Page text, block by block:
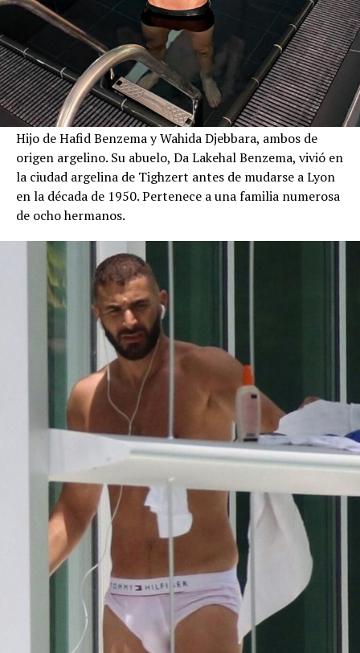
Hijo de Hafid Benzema y Wahida Djebbara, ambos de
origen argelino. Su abuelo, Da Lakehal Benzema, vivió en
la ciudad argelina de Tighzert antes de mudarse a Lyon
en la década de 1950. Pertenece a una familia numerosa
de ocho hermanos.